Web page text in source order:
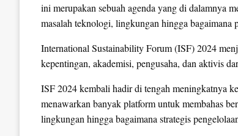
ini merupakan sebuah agenda yang di dalamnya
masalah teknologi, lingkungan hingga bagaimana
International Sustainability Forum (ISF) 2024
kepentingan, akademisi, pengusaha, dan aktivis
ISF 2024 kembali hadir di tengah meningkatnya
menawarkan banyak platform untuk membahas
lingkungan hingga bagaimana strategis